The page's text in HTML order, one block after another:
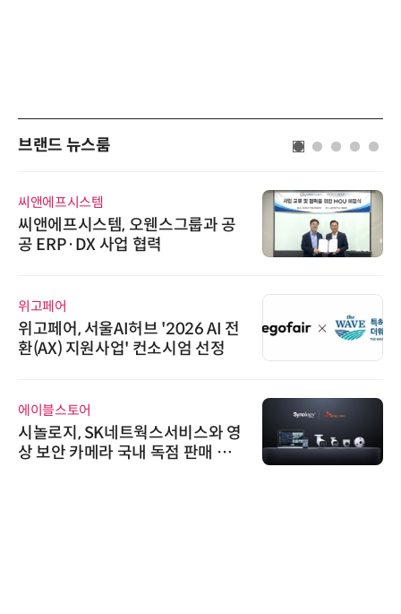
브랜드 뉴스룸
씨앤에프시스템
씨앤에프시스템, 오웬스그룹과 공
공 ERP·DX 사업 협력
위고페어
위고페어, 서울AI허브 '2026 AI 전
환(AX) 지원사업' 컨소시엄 선정
에이블스토어
시놀로지, SK네트웍스서비스와 영
상 보안 카메라 국내 독점 판매 파